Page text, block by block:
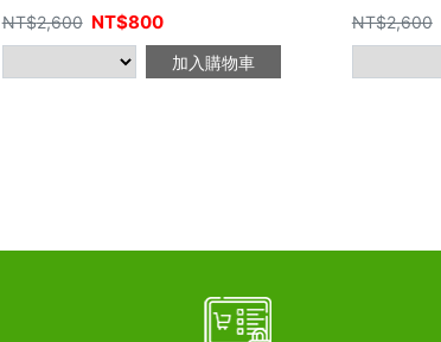
NT$2,600 NT$800
加入購物車
NT$2,600